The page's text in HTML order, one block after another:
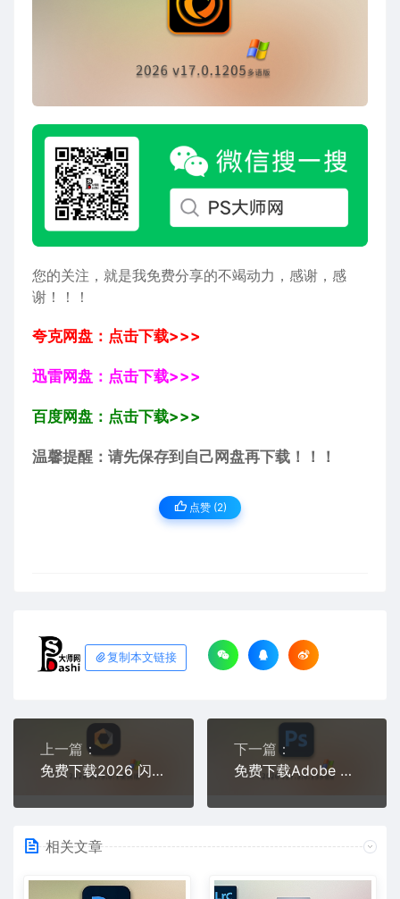
您的关注，就是我免费分享的不竭动力，感谢，感
谢！！！
夸克网盘：点击下载>>>
迅雷网盘：点击下载>>>
百度网盘：点击下载>>>
温馨提醒：请先保存到自己网盘再下载！！！
点赞 (2)
复制本文链接
上一篇：
免费下载2026 闪退修复 DxO Nik Collection v8.3.0.1多国语言中文汉化版摄影后期修图照片图像美化软件安装包教程激活工具
下一篇：
免费下载Adobe Photoshop 2026 v27.3.0.13 win多国语言版正式中文最新PS软件激活一键安装包Ai智能修图设计师平面设计工具
相关文章